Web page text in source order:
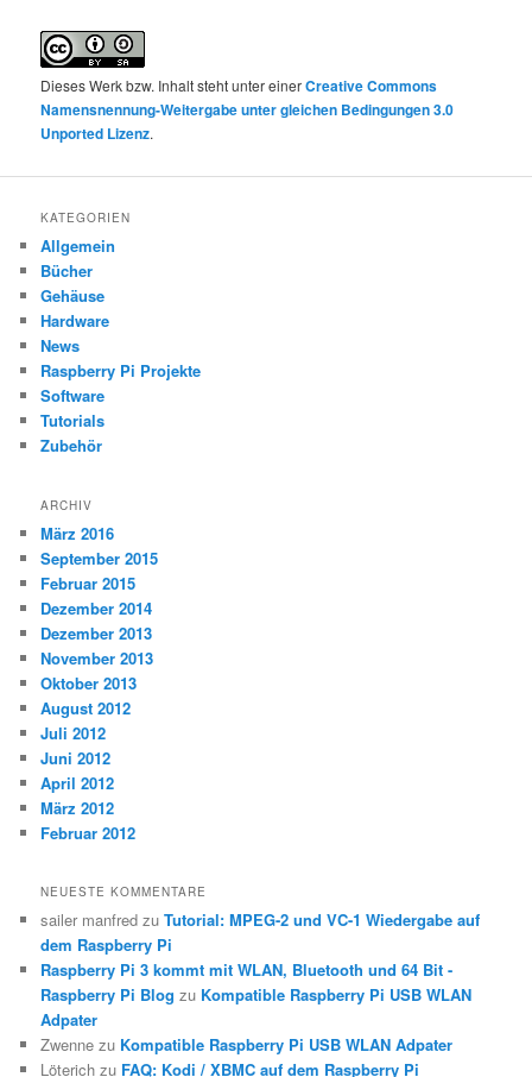
Dieses Werk bzw. Inhalt steht unter einerCreative Commons
Namensnennung-Weitergabe unter gleichen Bedingungen 3.0
Unported Lizenz.
KATEGORIEN
Allgemein
Bücher
Gehäuse
Hardware
News
Raspberry Pi Projekte
Software
Tutorials
Zubehör
ARCHIV
März 2016
September 2015
Februar 2015
Dezember 2014
Dezember 2013
November 2013
Oktober 2013
August 2012
Juli 2012
Juni 2012
April 2012
März 2012
Februar 2012
NEUESTE KOMMENTARE
sailer manfred zuTutorial: MPEG-2 und VC-1 Wiedergabe auf
dem Raspberry Pi
Raspberry Pi 3 kommt mit WLAN, Bluetooth und 64 Bit -
Raspberry Pi Blog zu Kompatible Raspberry Pi USB WLAN
Adpater
Zwenne zu Kompatible Raspberry Pi USB WLAN Adpater
Löterich zu FAQ: Kodi / XBMC auf dem Raspberry Pi